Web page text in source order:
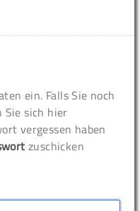
ein. Falls Sie noch
Sie sich hier
vergessen haben
zuschicken